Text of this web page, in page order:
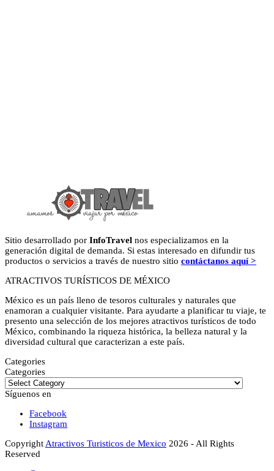
Sitio desarrollado por InfoTravel nos especializamos en la
generación digital de demanda. Si estas interesado en difundir tus
productos o servicios a través de nuestro sitio contáctanos aquí >
ATRACTIVOS TURÍSTICOS DE MÉXICO
México es un país lleno de tesoros culturales y naturales que
enamoran a cualquier visitante. Para ayudarte a planificar tu viaje, te
presento una selección de los mejores atractivos turísticos de todo
México, combinando la riqueza histórica, la belleza natural y la
diversidad cultural que caracterizan a este país.
Categories
Categories
Síguenos en
Facebook
Instagram
CopyrightAtractivos Turisticos de Mexico 2026 - All Rights
Reserved